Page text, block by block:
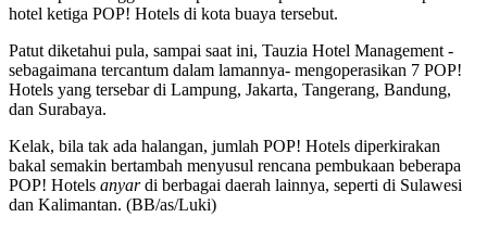
hotel ketiga POP! Hotels di kota buaya tersebut.
Patut diketahui pula, sampai saat ini, Tauzia Hotel Management -
sebagaimana tercantum dalam lamannya- mengoperasikan 7 POP!
Hotels yang tersebar di Lampung, Jakarta, Tangerang, Bandung,
dan Surabaya.
Kelak, bila tak ada halangan, jumlah POP! Hotels diperkirakan
bakal semakin bertambah menyusul rencana pembukaan beberapa
POP! Hotels anyardi berbagai daerah lainnya, seperti di Sulawesi
dan Kalimantan. (BB/as/Luki)